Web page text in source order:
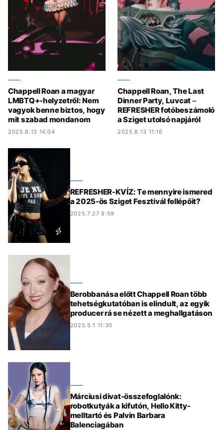
Chappell Roan a magyar
LMBTQ+-helyzetről: Nem
vagyok benne biztos, hogy
mit szabad mondanom
2025.8.13 14:04
Chappell Roan, The Last
Dinner Party, Luvcat –
REFRESHER fotóbeszámoló
a Sziget utolsó napjáról
2025.8.13 11:16
REFRESHER-KVÍZ: Te mennyire ismered
a 2025-ös Sziget Fesztivál fellépőit?
2025.7.27 9:59
Berobbanása előtt Chappell Roan több
tehetségkutatóban is elindult, az egyik
producer rá se nézett a meghallgatáson
2025.5.1 11:30
Márciusi divat-összefoglalónk:
robotkutyák a kifutón, Hello Kitty-
melltartó és Palvin Barbara
Balenciagában